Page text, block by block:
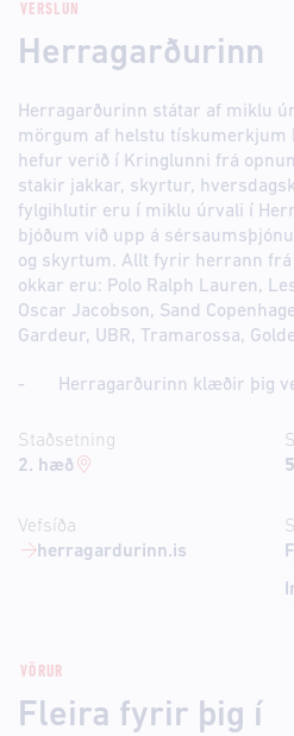
VERSLUN
Herragarðurinn
Herragarðurinn státar af miklu
mörgum af helstu tískumerkjum
hefur verið í Kringlunni frá
stakir jakkar, skyrtur,
fylgihlutir eru í miklu úrvali í
bjóðum við upp á
og skyrtum. Allt fyrir herrann
okkar eru: Polo Ralph Lauren,
Oscar Jacobson, Sand
Gardeur, UBR, Tramarossa,
- Herragarðurinn klæðir þig
Staðsetning
2. hæð
Vefsíða
herragardurinn.is
VÖRUR
Fleira fyrir þig í